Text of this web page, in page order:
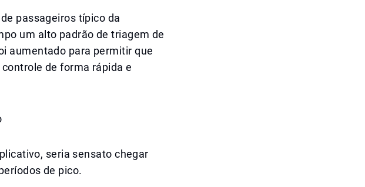
passageiros típico da
um alto padrão de triagem de
aumentado para permitir que
de forma rápida e
seria sensato chegar
de pico.